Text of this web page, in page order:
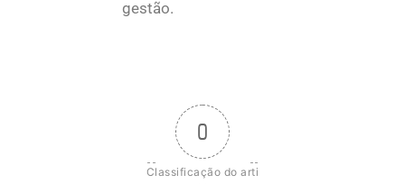
gestão.
0
Classificação do arti